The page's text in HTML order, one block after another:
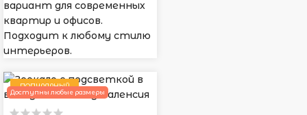
вариант для современных
квартир и офисов.
Подходит к любому стилю
интерьеров.
ПОПУЛЯРНЫЙ
Доступны любые размеры